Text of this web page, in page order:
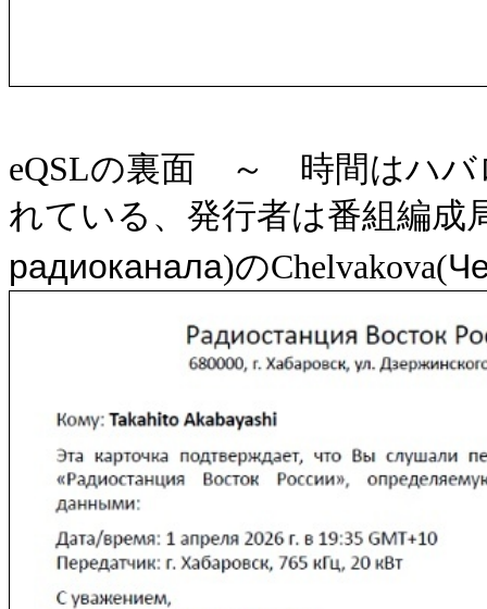
eQSLの裏面 ～ 時間はハバ
れている、発行者は番組編成
радиоканала)のChelvakova(